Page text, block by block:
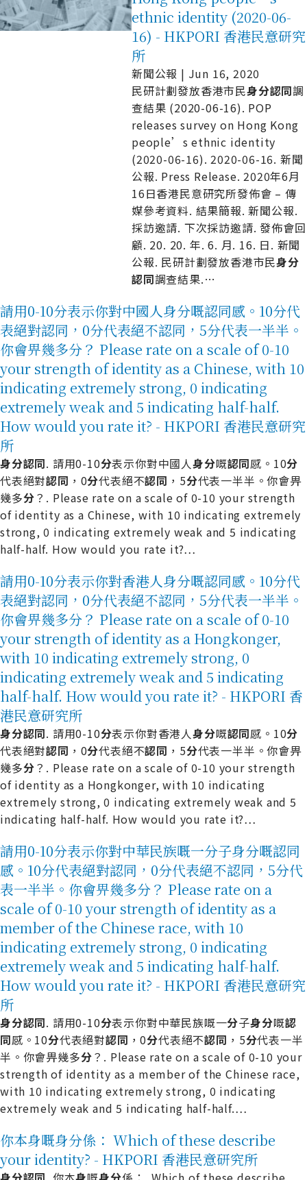
ethnic identity (2020-06-
16) - HKPORI 香港民意研究
所
新聞公報 | Jun 16, 2020
民研計劃發放香港市民身分認同調
查結果 (2020-06-16). POP
releases survey on Hong Kong
people’s ethnic identity
(2020-06-16). 2020-06-16. 新聞
公報. Press Release. 2020年6月
16日香港民意研究所發佈會 – 傳
媒參考資料. 結果簡報. 新聞公報.
採訪邀請. 下次採訪邀請. 發佈會回
顧. 20. 20. 年. 6. 月. 16. 日. 新聞
公報. 民研計劃發放香港市民身分
認同調查結果.…
請用0-10分表示你對中國人身分嘅認同感。10分代
表絕對認同，0分代表絕不認同，5分代表一半半。
你會畀幾多分？ Please rate on a scale of 0-10
your strength of identity as a Chinese, with 10
indicating extremely strong, 0 indicating
extremely weak and 5 indicating half-half.
How would you rate it? - HKPORI 香港民意研究
所
身分認同. 請用0-10分表示你對中國人身分嘅認同感。10分
代表絕對認同 ，0分代表絕不認同 ，5分代表一半半。你會畀
幾多分？. Please rate on a scale of 0-10 your strength
of identity as a Chinese, with 10 indicating extremely
strong, 0 indicating extremely weak and 5 indicating
half-half. How would you rate it?…
請用0-10分表示你對香港人身分嘅認同感。10分代
表絕對認同，0分代表絕不認同，5分代表一半半。
你會畀幾多分？ Please rate on a scale of 0-10
your strength of identity as a Hongkonger,
with 10 indicating extremely strong, 0
indicating extremely weak and 5 indicating
half-half. How would you rate it? - HKPORI 香
港民意研究所
身分認同. 請用0-10分表示你對香港人身分嘅認同感。10分
代表絕對認同 ，0分代表絕不認同 ，5分代表一半半。你會畀
幾多分？. Please rate on a scale of 0-10 your strength
of identity as a Hongkonger, with 10 indicating
extremely strong, 0 indicating extremely weak and 5
indicating half-half. How would you rate it?…
請用0-10分表示你對中華民族嘅一分子身分嘅認同
感。10分代表絕對認同，0分代表絕不認同，5分代
表一半半。你會畀幾多分？ Please rate on a
scale of 0-10 your strength of identity as a
member of the Chinese race, with 10
indicating extremely strong, 0 indicating
extremely weak and 5 indicating half-half.
How would you rate it? - HKPORI 香港民意研究
所
身分認同. 請用0-10分表示你對中華民族嘅一分子身分嘅認
同感。10分代表絕對認同 ，0分代表絕不認同 ，5分代表一半
半。你會畀幾多分？. Please rate on a scale of 0-10 your
strength of identity as a member of the Chinese race,
with 10 indicating extremely strong, 0 indicating
extremely weak and 5 indicating half-half.…
你本身嘅身分係： Which of these describe
your identity? - HKPORI 香港民意研究所